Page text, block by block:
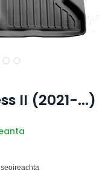
II (2021-...)